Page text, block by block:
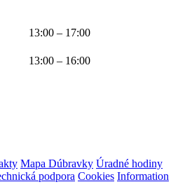
13:00 – 17:00
13:00 – 16:00
Mapa Dúbravky Úradné hodiny
podpora Cookies Information